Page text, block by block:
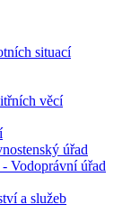
situací
věcí
úřad
Vodoprávní úřad
a služeb